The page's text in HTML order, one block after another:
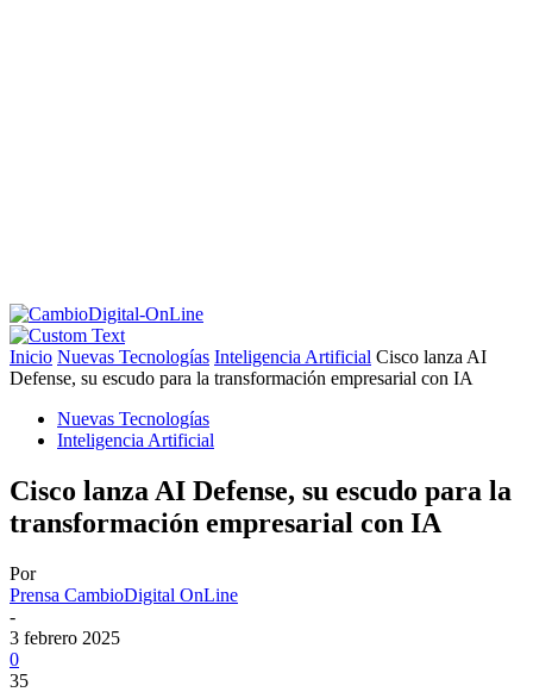
Inicio Nuevas Tecnologías Inteligencia Artificial Cisco lanza AI
Defense, su escudo para la transformación empresarial con IA
Nuevas Tecnologías
Inteligencia Artificial
Cisco lanza AI Defense, su escudo para la
transformación empresarial con IA
Por
Prensa CambioDigital OnLine
-
3 febrero 2025
0
35